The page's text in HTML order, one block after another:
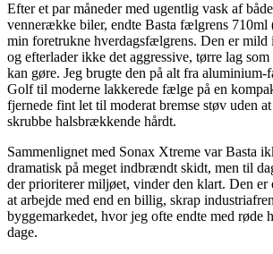
Efter et par måneder med ugentlig vask af
vennerække biler, endte Basta fælgrens 710ml
min foretrukne hverdagsfælgrens. Den er mild
og efterlader ikke det aggressive, tørre lag
kan gøre. Jeg brugte den på alt fra
Golf til moderne lakkerede fælge på en
fjernede fint let til moderat bremse støv uden
skrubbe halsbrækkende hårdt.
Sammenlignet med Sonax Xtreme var Basta
dramatisk på meget indbrændt skidt, men til
der prioriterer miljøet, vinder den klart. Den er
at arbejde med end en billig, skrap
byggemarkedet, hvor jeg ofte endte med røde
dage.